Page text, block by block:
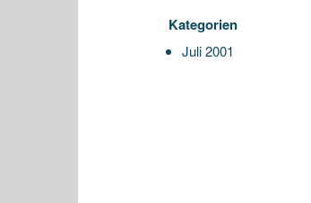
Kategorien
Juli 2001